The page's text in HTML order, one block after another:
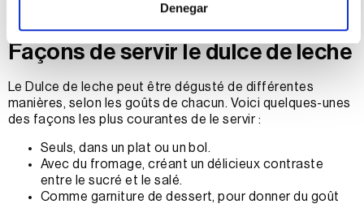
Denegar
goûter le dulce de leche à ce stade et d’ajuster le degré
Façons de servir le dulce de leche
Le Dulce de leche peut être dégusté de différentes
manières, selon les goûts de chacun. Voici quelques-unes
des façons les plus courantes de le servir :
Seuls, dans un plat ou un bol.
Avec du fromage, créant un délicieux contraste
entre le sucré et le salé.
Comme garniture de dessert, pour donner du goût